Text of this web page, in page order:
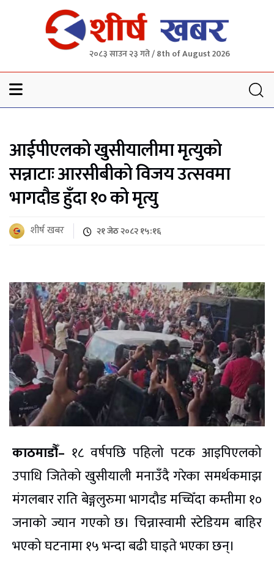
२०८३ साउन २३ गते / 8th of August 2026
आईपीएलको खुसीयालीमा मृत्युको
सन्नाटाः आरसीबीको विजय उत्सवमा
भागदौड हुँदा १० को मृत्यु
शीर्ष खबर २१ जेठ २०८२ १५:१६
काठमाडौँ– १८ वर्षपछि पहिलो पटक आइपिएलको
उपाधि जितेको खुसीयाली मनाउँदै गरेका समर्थकमाझ
मंगलबार राति बेङ्गलुरुमा भागदौड मच्चिँदा कम्तीमा १०
जनाको ज्यान गएको छ। चिन्नास्वामी स्टेडियम बाहिर
भएको घटनामा १५ भन्दा बढी घाइते भएका छन्।